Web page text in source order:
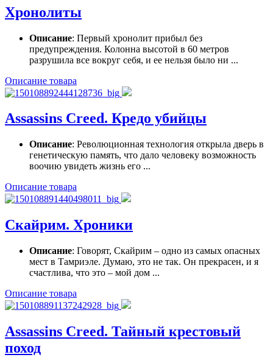
Хронолиты
Описание: Первый хронолит прибыл без
предупреждения. Колонна высотой в 60 метров
разрушила все вокруг себя, и ее нельзя было ни ...
Описание товара
Assassins Creed. Кредо убийцы
Описание: Революционная технология открыла дверь в
генетическую память, что дало человеку возможность
воочию увидеть жизнь его ...
Описание товара
Скайрим. Хроники
Описание: Говорят, Скайрим – одно из самых опасных
мест в Тамриэле. Думаю, это не так. Он прекрасен, и я
счастлива, что это – мой дом ...
Описание товара
Assassins Creed. Тайный крестовый
поход